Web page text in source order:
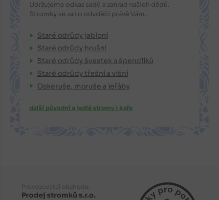
Udržujeme odkaz sadů a zahrad našich dědů.
Stromky se za to odvděčí právě Vám.
Staré odrůdy jabloní
Staré odrůdy hrušní
Staré odrůdy švestek a špendlíků
Staré odrůdy třešní a višní
Oskeruše, moruše a jeřáby
další původní a jedlé stromy i keře
Provozovatel obchodu:
Prodej stromků s.r.o.